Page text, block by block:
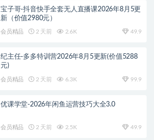
宝子哥-抖音快手全套无人直播课2026年8月5更
新（价值2980元）
会员精品 2 天前 2.6K 49.9
纪主任-多多特训营2026年8月5更新(价值5288
元)
会员精品 2 天前 6.3K 99.9
优课学堂-2026年闲鱼运营技巧大全3.0
会员精品 2 天前 2.5K 49.9